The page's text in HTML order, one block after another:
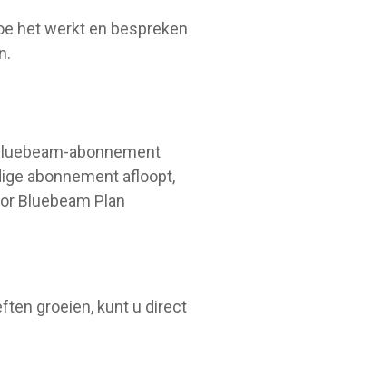
het werkt en bespreken
abonnement
abonnement afloopt,
Bluebeam Plan
groeien, kunt u direct